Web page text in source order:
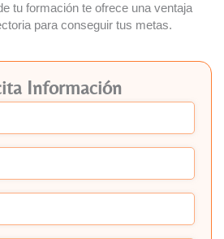
tu formación te ofrece una ventaja
para conseguir tus metas.
Información